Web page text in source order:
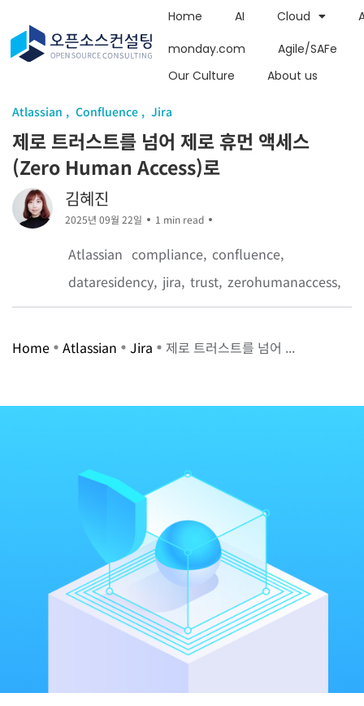
Home AI Cloud
monday.com
Agile/SAFe
Our Culture
About us
Atlassian Confluence Jira
제로 트러스트를 넘어 제로 휴먼 액세스
(Zero Human Access)로
김혜진
2025년 09월 22일 1 min read
Atlassian compliance confluence
dataresidency jira trust zerohumanaccess
Home Atlassian Jira 제로 트러스트를 넘어 ...